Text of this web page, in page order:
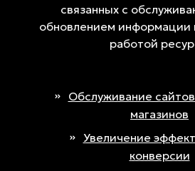
связанных с
обновлением информации
работой
Обслуживание
магазинов
Увеличение
конверсии